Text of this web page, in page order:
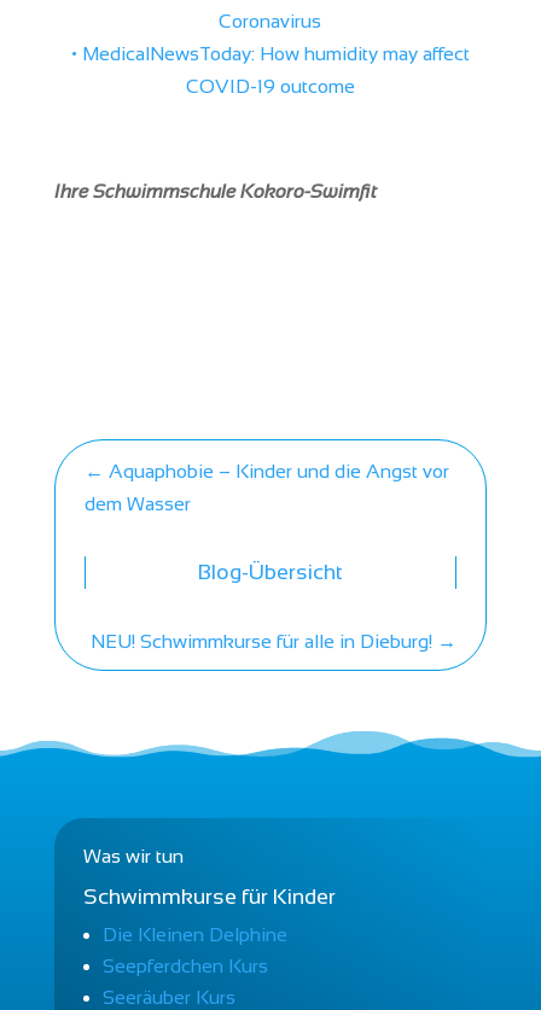
Coronavirus
• MedicalNewsToday: How humidity may affect
COVID-19 outcome
Ihre Schwimmschule Kokoro-Swimfit
← Aquaphobie – Kinder und die Angst vor
dem Wasser
Blog-Übersicht
NEU! Schwimmkurse für alle in Dieburg! →
Was wir tun
Schwimmkurse für Kinder
Die Kleinen Delphine
Seepferdchen Kurs
Seeräuber Kurs